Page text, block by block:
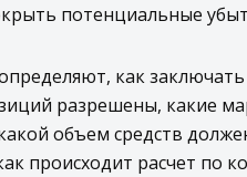
потенциальные
как
разрешены, какие
объем средств
происходит расчет по